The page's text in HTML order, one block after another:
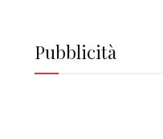
Pubblicità